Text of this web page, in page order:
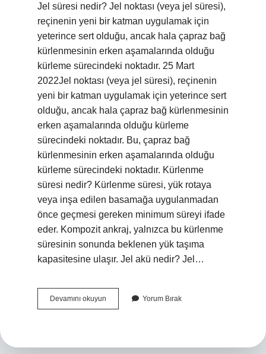
Jel süresi nedir? Jel noktası (veya jel süresi),
reçinenin yeni bir katman uygulamak için
yeterince sert olduğu, ancak hala çapraz bağ
kürlenmesinin erken aşamalarında olduğu
kürleme sürecindeki noktadır. 25 Mart
2022Jel noktası (veya jel süresi), reçinenin
yeni bir katman uygulamak için yeterince sert
olduğu, ancak hala çapraz bağ kürlenmesinin
erken aşamalarında olduğu kürleme
sürecindeki noktadır. Bu, çapraz bağ
kürlenmesinin erken aşamalarında olduğu
kürleme sürecindeki noktadır. Kürlenme
süresi nedir? Kürlenme süresi, yük rotaya
veya inşa edilen basamağa uygulanmadan
önce geçmesi gereken minimum süreyi ifade
eder. Kompozit ankraj, yalnızca bu kürlenme
süresinin sonunda beklenen yük taşıma
kapasitesine ulaşır. Jel akü nedir? Jel…
Devamını okuyun
Time
Yorum Bırak